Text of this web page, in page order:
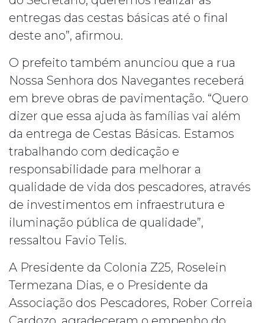
entregas das cestas básicas até o final
deste ano”, afirmou.
O prefeito também anunciou que a rua
Nossa Senhora dos Navegantes receberá
em breve obras de pavimentação. “Quero
dizer que essa ajuda às famílias vai além
da entrega de Cestas Básicas. Estamos
trabalhando com dedicação e
responsabilidade para melhorar a
qualidade de vida dos pescadores, através
de investimentos em infraestrutura e
iluminação pública de qualidade”,
ressaltou Favio Telis.
A Presidente da Colonia Z25, Roselein
Termezana Dias, e o Presidente da
Associação dos Pescadores, Rober Correia